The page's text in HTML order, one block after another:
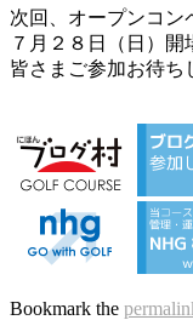
次回、オープンコン
７月２８日（日）開
皆さまご参加お待ち
Bookmark the